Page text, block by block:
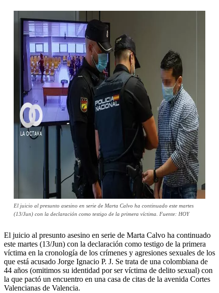
El juicio al presunto asesino en serie de Marta Calvo ha continuado este martes
(13/Jun) con la declaración como testigo de la primera víctima. Fuente: HOY
El juicio al presunto asesino en serie de Marta Calvo ha continuado
este martes (13/Jun) con la declaración como testigo de la primera
víctima en la cronología de los crímenes y agresiones sexuales de los
que está acusado Jorge Ignacio P. J. Se trata de una colombiana de
44 años (omitimos su identidad por ser víctima de delito sexual) con
la que pactó un encuentro en una casa de citas de la avenida Cortes
Valencianas de Valencia.